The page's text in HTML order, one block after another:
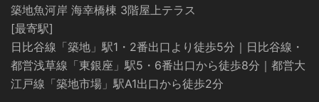
築地魚河岸 海幸橋棟 3階屋上テラス
[最寄駅]
日比谷線「築地」駅1・2番出口より徒歩5分｜日比谷線・
都営浅草線「東銀座」駅5・6番出口から徒歩8分｜都営大
江戸線「築地市場」駅A1出口から徒歩2分